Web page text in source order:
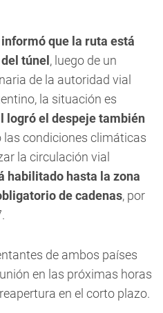
que la ruta está
túnel , luego de un
de la autoridad vial
la situación es
logró el despeje también
las condiciones climáticas
la circulación vial
habilitado hasta la zona
de cadenas, por
de ambos países
en las próximas horas
en el corto plazo.